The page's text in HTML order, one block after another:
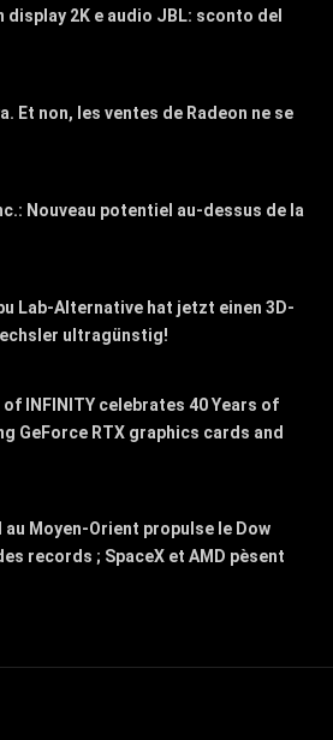
display 2K e audio JBL: sconto del
Et non, les ventes de Radeon ne se
Nouveau potentiel au-dessus de la
Lab-Alternative hat jetzt einen 3D-
ultragünstig!
of INFINITY celebrates 40 Years of
GeForce RTX graphics cards and
au Moyen-Orient propulse le Dow
records ; SpaceX et AMD pèsent